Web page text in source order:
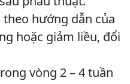
hướng dẫn của
hoặc giảm liều, đổi
vòng 2 – 4 tuần